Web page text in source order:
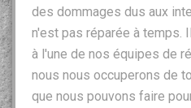
des dommages dus aux
n'est pas réparée à temps.
à l'une de nos équipes de
nous nous occuperons de
que nous pouvons faire